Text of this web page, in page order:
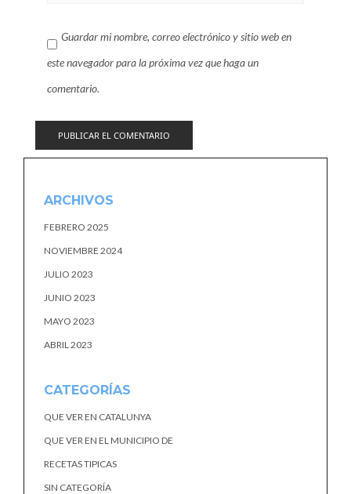
Guardar mi nombre, correo electrónico y sitio web en
este navegador para la próxima vez que haga un
comentario.
ARCHIVOS
FEBRERO 2025
NOVIEMBRE 2024
JULIO 2023
JUNIO 2023
MAYO 2023
ABRIL 2023
CATEGORÍAS
QUE VER EN CATALUNYA
QUE VER EN EL MUNICIPIO DE
RECETAS TIPICAS
SIN CATEGORÍA